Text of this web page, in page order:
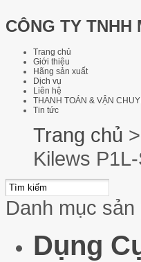
CÔNG TY TNHH
Trang chủ
Giới thiệu
Hãng sản xuất
Dịch vụ
Liên hệ
THANH TOÁN & VẬN
Tin tức
Trang chủ >
Kilews
Danh mục sản
Dụng